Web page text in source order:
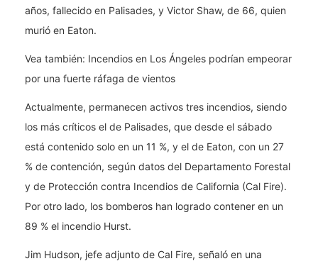
años, fallecido en Palisades, y Victor Shaw, de 66, quien
murió en Eaton.
Vea también: Incendios en Los Ángeles podrían empeorar
por una fuerte ráfaga de vientos
Actualmente, permanecen activos tres incendios, siendo
los más críticos el de Palisades, que desde el sábado
está contenido solo en un 11 %, y el de Eaton, con un 27
% de contención, según datos del Departamento Forestal
y de Protección contra Incendios de California (Cal Fire).
Por otro lado, los bomberos han logrado contener en un
89 % el incendio Hurst.
Jim Hudson, jefe adjunto de Cal Fire, señaló en una